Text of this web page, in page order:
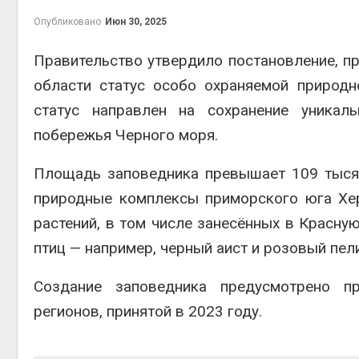
Опубликовано Июн 30, 2025
Правительство утвердило постановление,
области статус особо охраняемой
статус направлен на сохранение
побережья Черного моря.
Площадь заповедника превышает 109
природные комплексы приморского юга
растений, в том числе занесённых в
птиц — например, черный аист и розовый
Создание заповедника предусмотрено
регионов, принятой в 2023 году.
Авг 5,